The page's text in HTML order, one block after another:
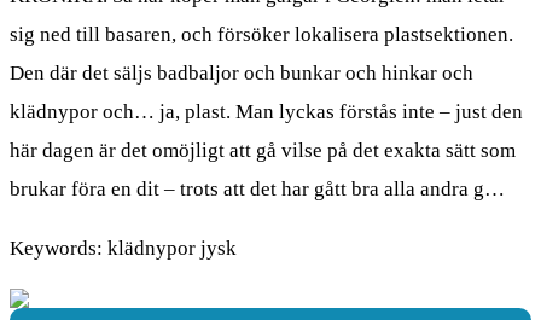
sig ned till basaren, och försöker lokalisera plastsektionen.
Den där det säljs badbaljor och bunkar och hinkar och
klädnypor och… ja, plast. Man lyckas förstås inte – just den
här dagen är det omöjligt att gå vilse på det exakta sätt som
brukar föra en dit – trots att det har gått bra alla andra g…
Keywords: klädnypor jysk